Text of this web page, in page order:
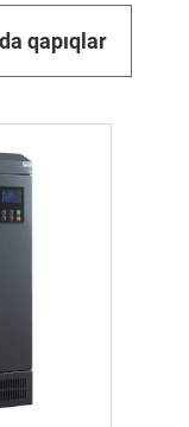
qapıqlar